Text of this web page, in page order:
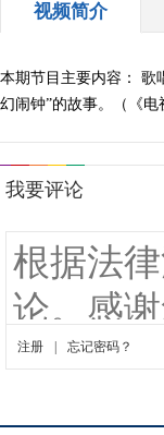
视频简介
本期节目主要内容： 歌
幻闹钟”的故事。（《电